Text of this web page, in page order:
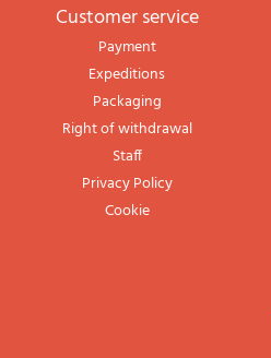
Customer service
Payment
Expeditions
Packaging
Right of withdrawal
Staff
Privacy Policy
Cookie